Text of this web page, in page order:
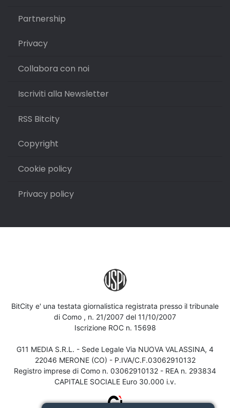
Partnership
Privacy
Collabora con noi
Iscriviti alla Newsletter
RSS Bitcity
Copyright
Cookie policy
Privacy policy
BitCity e' una testata giornalistica registrata presso il tribunale
di Como , n. 21/2007 del 11/10/2007
Iscrizione ROC n. 15698
G11 MEDIA S.R.L. - Sede Legale Via NUOVA VALASSINA, 4
22046 MERONE (CO) - P.IVA/C.F.03062910132
Registro imprese di Como n. 03062910132 - REA n. 293834
CAPITALE SOCIALE Euro 30.000 i.v.